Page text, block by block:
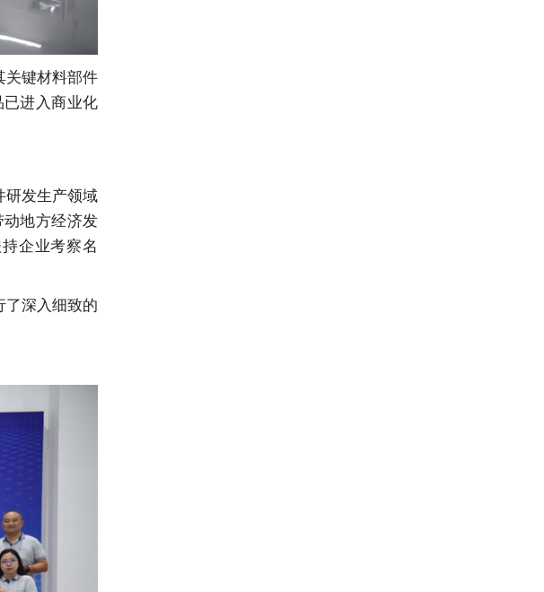
键材料部件
进入商业化
发生产领域
地方经济发
企业考察名
深入细致的